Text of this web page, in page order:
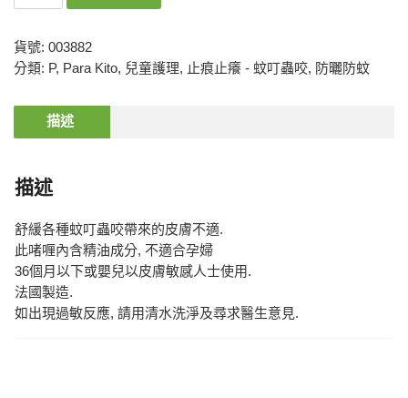
貨號: 003882
分類: P, Para Kito, 兒童護理, 止痕止癢 - 蚊叮蟲咬, 防曬防蚊
描述
描述
舒緩各種蚊叮蟲咬帶來的皮膚不適.
此啫喱內含精油成分, 不適合孕婦
36個月以下或嬰兒以皮膚敏感人士使用.
法國製造.
如出現過敏反應, 請用清水洗淨及尋求醫生意見.